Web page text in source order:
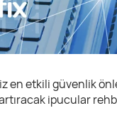
en etkili güvenlik
ipucular